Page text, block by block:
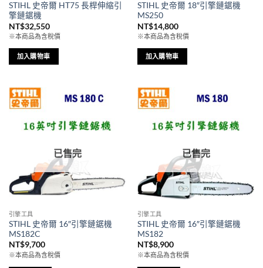
STIHL 史帝爾 HT75 長桿伸縮引
擎鏈鋸機
NT$32,550
※本商品為含稅價
加入購物車
STIHL 史帝爾 18″引擎鏈鋸機
MS250
NT$14,800
※本商品為含稅價
加入購物車
已售完
引擎工具
STIHL 史帝爾 16″引擎鏈鋸機
MS182C
NT$9,700
※本商品為含稅價
已售完
引擎工具
STIHL 史帝爾 16″引擎鏈鋸機
MS182
NT$8,900
※本商品為含稅價